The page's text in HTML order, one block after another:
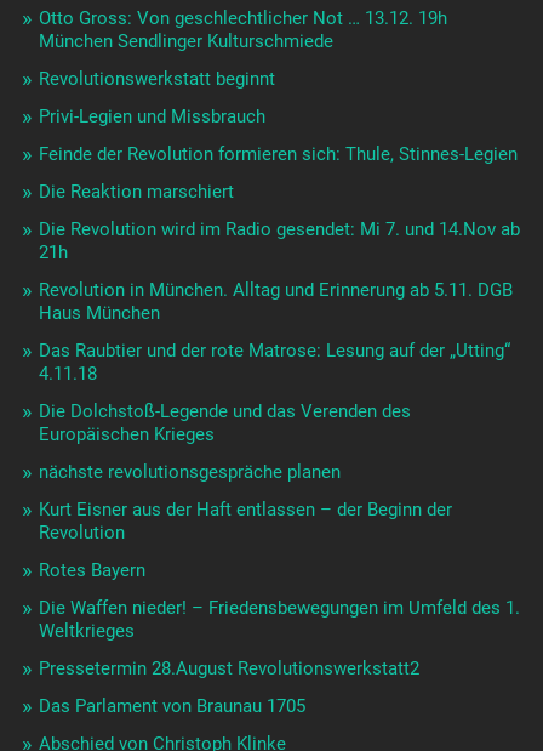
Otto Gross: Von geschlechtlicher Not … 13.12. 19h
München Sendlinger Kulturschmiede
Revolutionswerkstatt beginnt
Privi-Legien und Missbrauch
Feinde der Revolution formieren sich: Thule, Stinnes-Legien
Die Reaktion marschiert
Die Revolution wird im Radio gesendet: Mi 7. und 14.Nov ab
21h
Revolution in München. Alltag und Erinnerung ab 5.11. DGB
Haus München
Das Raubtier und der rote Matrose: Lesung auf der „Utting“
4.11.18
Die Dolchstoß-Legende und das Verenden des
Europäischen Krieges
nächste revolutionsgespräche planen
Kurt Eisner aus der Haft entlassen – der Beginn der
Revolution
Rotes Bayern
Die Waffen nieder! – Friedensbewegungen im Umfeld des 1.
Weltkrieges
Pressetermin 28.August Revolutionswerkstatt2
Das Parlament von Braunau 1705
Abschied von Christoph Klinke